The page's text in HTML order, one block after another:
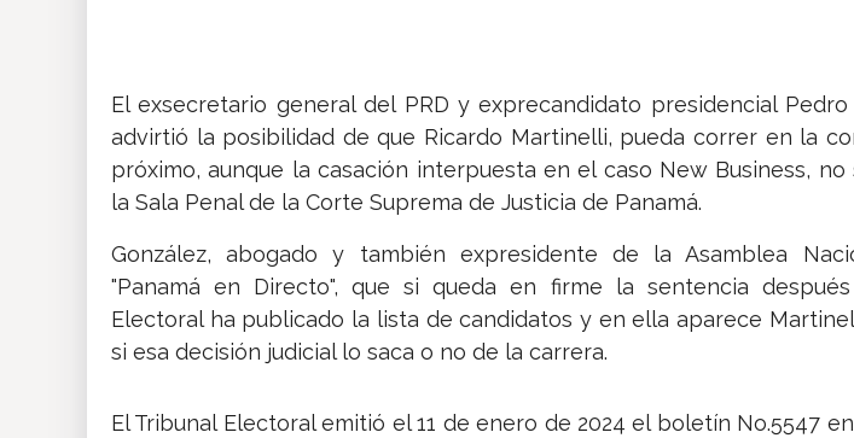
El exsecretario general del PRD y exprecandidato presidencial Pedro
advirtió la posibilidad de que Ricardo Martinelli, pueda correr en la
próximo, aunque la casación interpuesta en el caso New Business,
la Sala Penal de la Corte Suprema de Justicia de Panamá.
González, abogado y también expresidente de la Asamblea
"Panamá en Directo", que si queda en firme la sentencia
Electoral ha publicado la lista de candidatos y en ella aparece
si esa decisión judicial lo saca o no de la carrera.
El Tribunal Electoral emitió el 11 de enero de 2024 el boletín No.5547